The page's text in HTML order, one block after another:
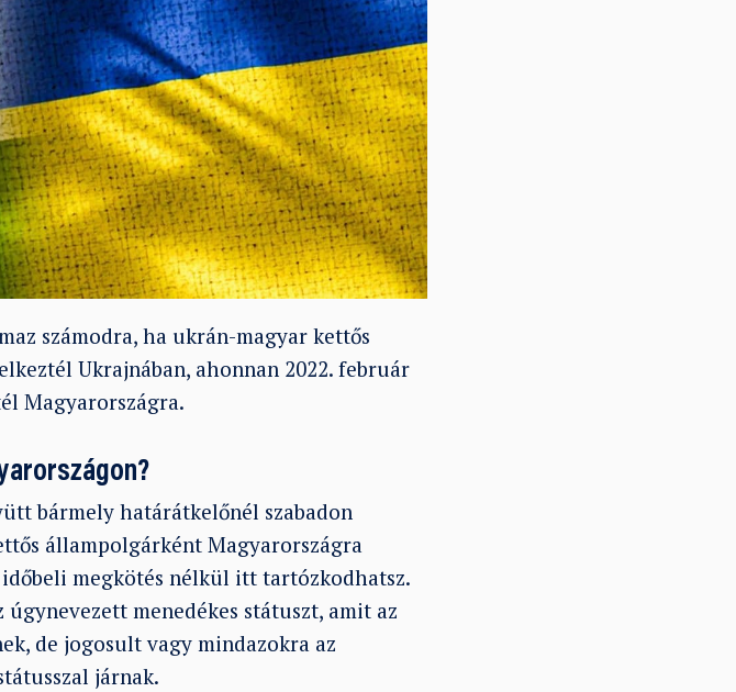
számodra, ha ukrán-magyar kettős
Ukrajnában, ahonnan 2022. február
Magyarországra.
bármely határátkelőnél szabadon
állampolgárként Magyarországra
megkötés nélkül itt tartózkodhatsz.
menedékes státuszt, amit az
de jogosult vagy mindazokra az
járnak.